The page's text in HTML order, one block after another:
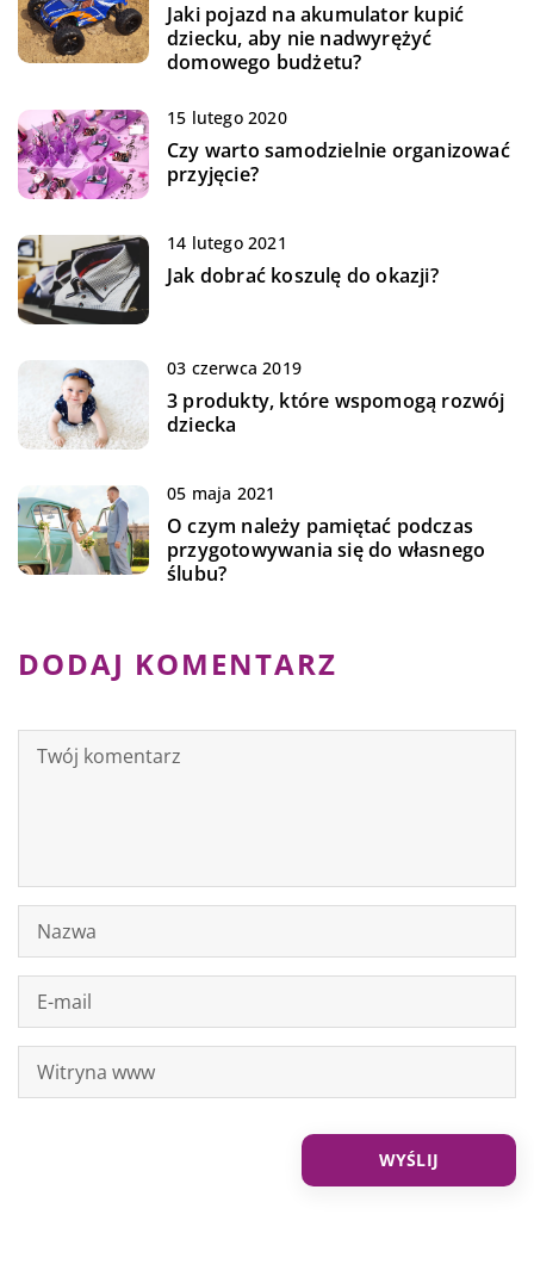
Jaki pojazd na akumulator kupić
dziecku, aby nie nadwyrężyć
domowego budżetu?
15 lutego 2020
Czy warto samodzielnie organizować
przyjęcie?
14 lutego 2021
Jak dobrać koszulę do okazji?
03 czerwca 2019
3 produkty, które wspomogą rozwój
dziecka
05 maja 2021
O czym należy pamiętać podczas
przygotowywania się do własnego
ślubu?
DODAJ KOMENTARZ